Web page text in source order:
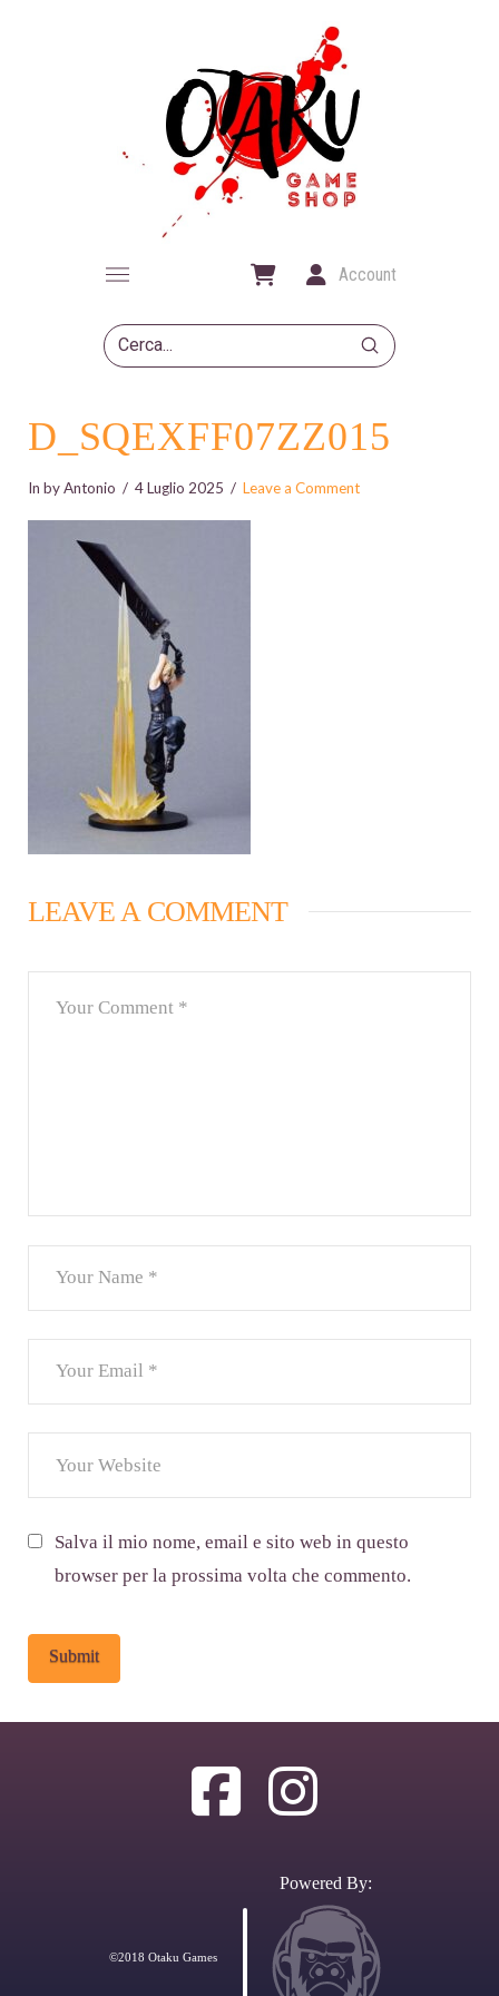
Account
Search
Submit
D_SQEXFF07ZZ015
In by Antonio 4 Luglio 2025 Leave a Comment
LEAVE A COMMENT
Salva il mio nome, email e sito web in questo
browser per la prossima volta che commento.
©2018 Otaku Games
Powered By: